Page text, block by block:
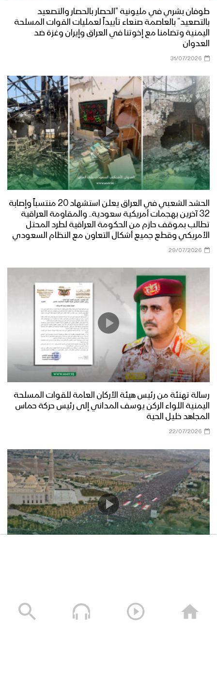
طوفان بشري في مليونية “الحصار بالحصار والتصعيد
بالتصعيد” بالعاصمة صنعاء تأييداً لعمليات القوات المسلحة
اليمنية وتضامنا مع إخوتنا في العراق وإيران وغزة ضد
العدوان
31/07/2026
الحشد الشعبي في العراق يعلن استشهاد 20 منتسباً وإصابة
32 آخرين بهجمات أمريكية سعودية.. والمقاومة العراقية
تطالب بموقف حازم من الحكومة العراقية لطرد المحتل
الأمريكي وقطع جميع أشكال التعاون مع النظام السعودي
29/07/2026
رسالة تهنئة من رئيس هيئة الأركان العامة للقوات المسلحة
اليمنية اللواء الركن يوسف المداني إلى رئيس حركة حماس
المجاهد خليل الحية
22/07/2026
17/07/2026